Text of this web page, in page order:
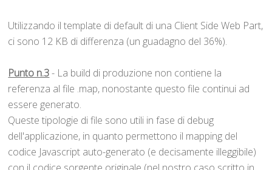
Utilizzando il template di default di una Client Side Web Part,
ci sono 12 KB di differenza (un guadagno del 36%).
Punto n.3- La build di produzione non contiene la
referenza al file .map, nonostante questo file continui ad
essere generato.
Queste tipologie di file sono utili in fase di debug
dell'applicazione, in quanto permettono il mapping del
codice Javascript auto-generato (e decisamente illeggibile)